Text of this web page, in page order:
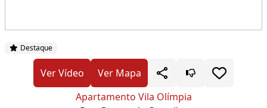
Destaque
Ver Vídeo
Ver Mapa
Apartamento Vila Olímpia